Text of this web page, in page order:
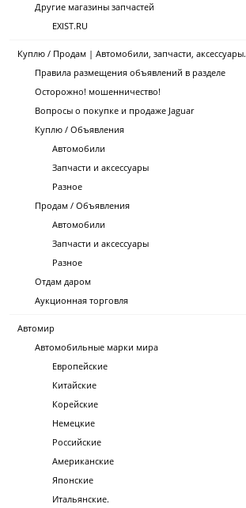
Другие магазины запчастей
EXIST.RU
Куплю / Продам | Автомобили, запчасти, аксессуары.
Правила размещения объявлений в разделе
Осторожно! мошенничество!
Вопросы о покупке и продаже Jaguar
Куплю / Объявления
Автомобили
Запчасти и аксессуары
Разное
Продам / Объявления
Автомобили
Запчасти и аксессуары
Разное
Отдам даром
Аукционная торговля
Автомир
Автомобильные марки мира
Европейские
Китайские
Корейские
Немецкие
Российские
Американские
Японские
Итальянские.